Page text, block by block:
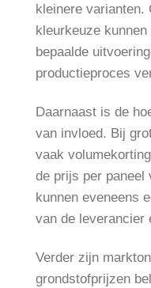
kleinere varianten.
kleurkeuze
bepaalde
productieproces
Daarnaast is de
van invloed. Bij
vaak
de prijs per paneel
kunnen eveneens
van de leverancier
Verder zijn
grondstofprijzen